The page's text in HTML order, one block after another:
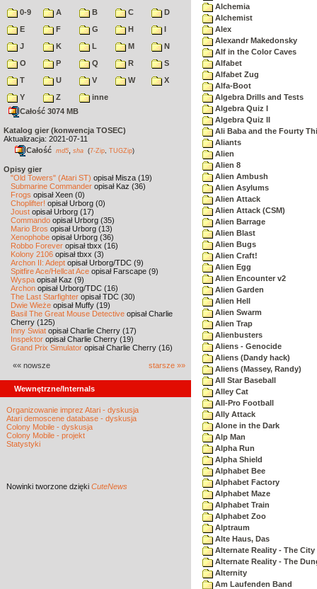
0-9 A B C
D
E
F G H
I
J
K L M
N
O
P Q R
S
T
U V W
X
Y
Z
inne
Całość 3074 MB
Katalog gier (konwencja TOSEC)
Aktualizacja: 2021-07-11
Całość md5 sha (7-Zip TUGZip)
Opisy gier
"Old Towers" (Atari ST) opisał Misza (19)
Submarine Commander opisał Kaz (36)
Frogs opisał Xeen (0)
Choplifter! opisał Urborg (0)
Joust opisał Urborg (17)
Commando opisał Urborg (35)
Mario Bros opisał Urborg (13)
Xenophobe opisał Urborg (36)
Robbo Forever opisał tbxx (16)
Kolony 2106 opisał tbxx (3)
Archon II: Adept opisał Urborg/TDC (9)
Spitfire Ace/Hellcat Ace opisał Farscape (9)
Wyspa opisał Kaz (9)
Archon opisał Urborg/TDC (16)
The Last Starfighter opisał TDC (30)
Dwie Wieże opisał Muffy (19)
Basil The Great Mouse Detective opisał Charlie
Cherry (125)
Inny Świat opisał Charlie Cherry (17)
Inspektor opisał Charlie Cherry (19)
Grand Prix Simulator opisał Charlie Cherry (16)
«« nowsze starsze »»
Wewnętrzne/Internals
Organizowanie imprez Atari - dyskusja
Atari demoscene database - dyskusja
Colony Mobile - dyskusja
Colony Mobile - projekt
Statystyki
Nowinki tworzone dzięki CuteNews
Alchemia
Alchemist
Alex
Alexandr Makedonsky
Alf in the Color Caves
Alfabet
Alfabet Zug
Alfa-Boot
Algebra Drills and Tests
Algebra Quiz I
Algebra Quiz II
Ali Baba and the Fourty
Aliants
Alien
Alien 8
Alien Ambush
Alien Asylums
Alien Attack
Alien Attack (CSM)
Alien Barrage
Alien Blast
Alien Bugs
Alien Craft!
Alien Egg
Alien Encounter v2
Alien Garden
Alien Hell
Alien Swarm
Alien Trap
Alienbusters
Aliens - Genocide
Aliens (Dandy hack)
Aliens (Massey, Randy)
All Star Baseball
Alley Cat
All-Pro Football
Ally Attack
Alone in the Dark
Alp Man
Alpha Run
Alpha Shield
Alphabet Bee
Alphabet Factory
Alphabet Maze
Alphabet Train
Alphabet Zoo
Alptraum
Alte Haus, Das
Alternate Reality - The City
Alternate Reality - The
Alternity
Am Laufenden Band